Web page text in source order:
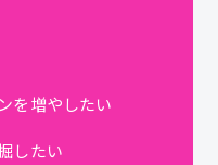
を増やしたい
したい